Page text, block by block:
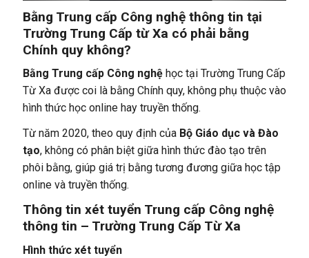
Bằng Trung cấp Công nghệ thông tin tại
Trường Trung Cấp từ Xa có phải bằng
Chính quy không?
Bằng Trung cấp Công nghệhọc tại Trường Trung Cấp
Từ Xa được coi là bằng Chính quy, không phụ thuộc vào
hình thức học online hay truyền thống.
Từ năm 2020, theo quy định của Bộ Giáo dục và Đào
tạo, không có phân biệt giữa hình thức đào tạo trên
phôi bằng, giúp giá trị bằng tương đương giữa học tập
online và truyền thống.
Thông tin xét tuyển Trung cấp Công nghệ
thông tin – Trường Trung Cấp Từ Xa
Hình thức xét tuyển